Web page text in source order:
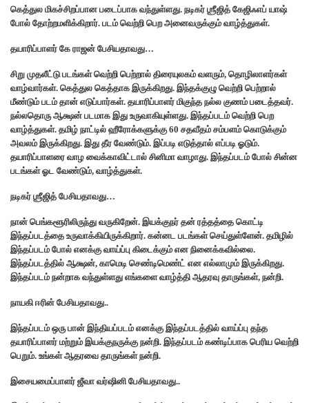
கெத்துல மிகச்சிறப்பான படைப்பாக வந்துள்ளது. நடிகர் ஶ்ரீஜித் கேஜிஃஎப் யாஷ்
போல் தோற்றமளிக்கிறார். படம் வெற்றி பெற அனைவருக்கும் வாழ்த்துகள்.
தயாரிப்பாளர் கே ராஜன் பேசியதாவது…
சிறு முதலீட்டு படங்கள் வெற்றி பெற்றால் திரையுலகம் வளரும், தொழிலாளர்கள்
வாழ்வார்கள். கெத்துல கெத்தாக இருக்கிறது. இந்தக்குழு வெற்றி பெற்றால்
மீண்டும் படம் தான் எடுப்பார்கள். தயாரிப்பாளர் மிகுந்த நல்ல குணம் படைத்தவர்.
நல்லதொரு ஆக்ஷன் படமாக இது உருவாகியுள்ளது. இந்தப்படம் வெற்றி பெற
வாழ்த்துகள். தமிழ் நாட்டில் ஹீரோக்களுக்கு 60 சதவீதம் சம்பளம் கொடுக்கும்
அவலம் இருக்கிறது. இது தீர வேண்டும். இப்படி எடுத்தால் எப்படி ஓடும்.
தயாரிப்பாளரை வாழ வைக்காவிட்டால் சினிமா வாழாது. இந்தப்படம் போல் சின்ன
படங்கள் ஓட வேண்டும், வாழ்த்துகள்.
நடிகர் ஶ்ரீஜித் பேசியதாவது…
நான் பெங்களூரிலிருந்து வருகிறேன். இயக்குநர் தன் ரத்தத்தை கொட்டி
இந்தப்படத்தை உருவாக்கியிருக்கிறார். கன்னட படங்கள் செய்துள்ளேன். தமிழில்
இந்தப்படம் போல் எனக்கு வாய்ப்பு கிடைக்கும் என நினைக்கவில்லை.
இந்தப்படத்தில் ஆக்ஷன், காமெடி செண்டிமெண்ட் என எல்லாமும் இருக்கிறது.
இந்தப்படம் நன்றாக வந்துள்ளது எங்களை வாழ்த்தி ஆதரவு தாருங்கள், நன்றி.
நாயகி ஈரின் பேசியதாவது..
இந்தப்படம் ஒரு பான் இந்தியப்படம் எனக்கு இந்தப்படத்தில் வாய்ப்பு தந்த
தயாரிப்பாளர் மற்றும் இயக்குநருக்கு நன்றி. இந்தப்படம் கண்டிப்பாக பெரிய வெற்றி
பெறும். உங்கள் ஆதரவை தாருங்கள் நன்றி.
இசையமைப்பாளர் ஜீவா வர்ஷினி பேசியதாவது..